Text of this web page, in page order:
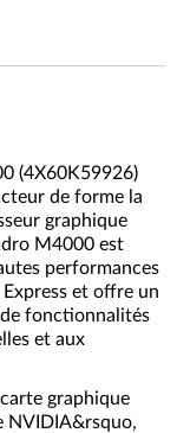
(4X60K59926)
de forme la
graphique
M4000 est
performances
et offre un
fonctionnalités
et aux
graphique
NVIDIA&rsquo,